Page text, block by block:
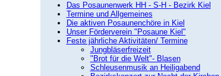
Das Posaunenwerk HH - S-H - Bezirk Kiel
Termine und Allgemeines
Die aktiven Posaunenchöre in Kiel
Unser Förderverein "Posaune Kiel"
Feste jährliche Aktivitäten/ Termine
Jungbläserfreizeit
"Brot für die Welt"- Blasen
Schleusenmusik an Heiligabend